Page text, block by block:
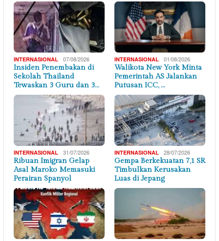
INTERNASIONAL 07/08/2026
Insiden Penembakan di
Sekolah Thailand
Tewaskan 3 Guru dan 3…
INTERNASIONAL 01/08/2026
Walikota New York Minta
Pemerintah AS Jalankan
Putusan ICC, …
INTERNASIONAL 31/07/2026
Ribuan Imigran Gelap
Asal Maroko Memasuki
Perairan Spanyol
INTERNASIONAL 28/07/2026
Gempa Berkekuatan 7,1 SR
Timbulkan Kerusakan
Luas di Jepang